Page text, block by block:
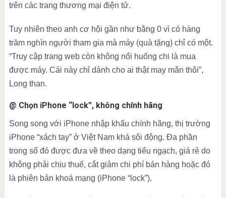
trên các trang thương mại điện tử.
Tuy nhiên theo anh cơ hội gần như bằng 0 vì có hàng
trăm nghìn người tham gia mà máy (quà tặng) chỉ có một.
“Truy cập trang web còn không nổi huống chi là mua
được máy. Cái này chỉ dành cho ai thật may mắn thôi”,
Long than.
@ Chọn iPhone “lock”, không chính hãng
Song song với iPhone nhập khẩu chính hãng, thị trường
iPhone “xách tay” ở Việt Nam khá sôi động. Đa phần
trong số đó được đưa về theo dạng tiểu ngạch, giá rẻ do
không phải chịu thuế, cắt giảm chi phí bán hàng hoặc đó
là phiên bản khoá mạng (iPhone “lock”).